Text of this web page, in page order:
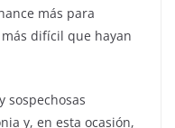
más para
difícil que hayan
sospechosas
y, en esta ocasión,